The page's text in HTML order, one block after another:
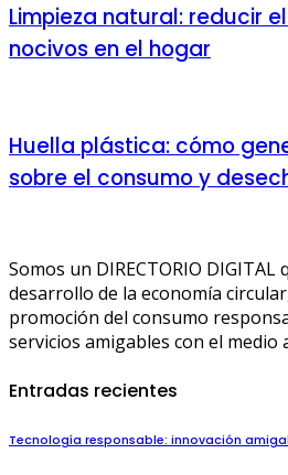
Limpieza natural: reducir
nocivos en el hogar
Huella plástica: cómo
sobre el consumo y
Somos un DIRECTORIO DIGITAL
desarrollo de la economía
promoción del consumo
servicios amigables con el medio
Entradas recientes
Tecnología responsable: innovación